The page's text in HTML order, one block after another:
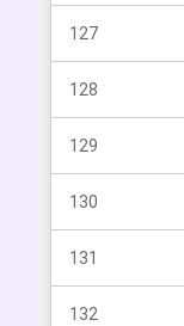
127
128
129
130
131
132